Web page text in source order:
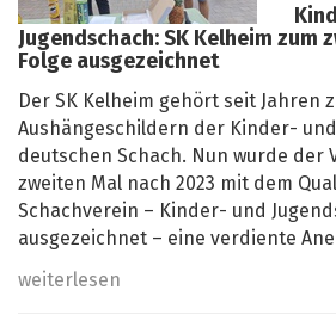
Jugendschach: SK Kelheim zum
Folge ausgezeichnet
Der SK Kelheim gehört seit Jahren
Aushängeschildern der Kinder-
deutschen Schach. Nun wurde der
zweiten Mal nach 2023 mit dem
Schachverein – Kinder- und
ausgezeichnet – eine verdiente
weiterlesen